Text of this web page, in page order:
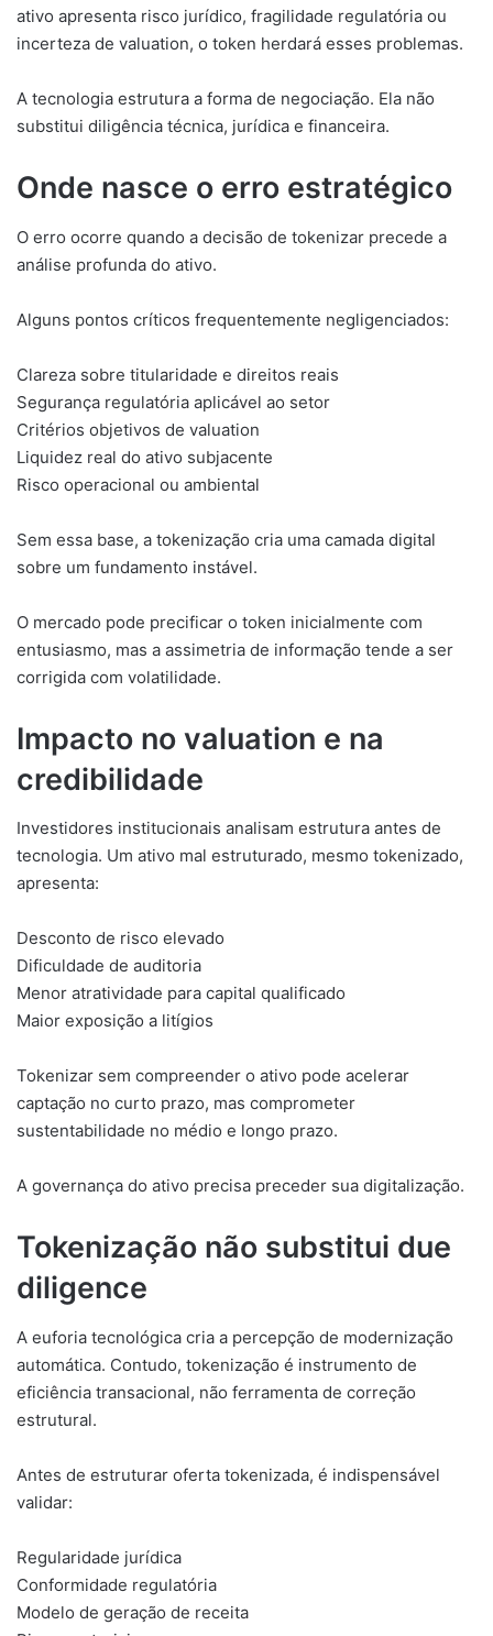
ativo apresenta risco jurídico, fragilidade regulatória ou
incerteza de valuation, o token herdará esses problemas.
A tecnologia estrutura a forma de negociação. Ela não
substitui diligência técnica, jurídica e financeira.
Onde nasce o erro estratégico
O erro ocorre quando a decisão de tokenizar precede a
análise profunda do ativo.
Alguns pontos críticos frequentemente negligenciados:
Clareza sobre titularidade e direitos reais
Segurança regulatória aplicável ao setor
Critérios objetivos de valuation
Liquidez real do ativo subjacente
Risco operacional ou ambiental
Sem essa base, a tokenização cria uma camada digital
sobre um fundamento instável.
O mercado pode precificar o token inicialmente com
entusiasmo, mas a assimetria de informação tende a ser
corrigida com volatilidade.
Impacto no valuation e na
credibilidade
Investidores institucionais analisam estrutura antes de
tecnologia. Um ativo mal estruturado, mesmo tokenizado,
apresenta:
Desconto de risco elevado
Dificuldade de auditoria
Menor atratividade para capital qualificado
Maior exposição a litígios
Tokenizar sem compreender o ativo pode acelerar
captação no curto prazo, mas comprometer
sustentabilidade no médio e longo prazo.
A governança do ativo precisa preceder sua digitalização.
Tokenização não substitui due
diligence
A euforia tecnológica cria a percepção de modernização
automática. Contudo, tokenização é instrumento de
eficiência transacional, não ferramenta de correção
estrutural.
Antes de estruturar oferta tokenizada, é indispensável
validar:
Regularidade jurídica
Conformidade regulatória
Modelo de geração de receita